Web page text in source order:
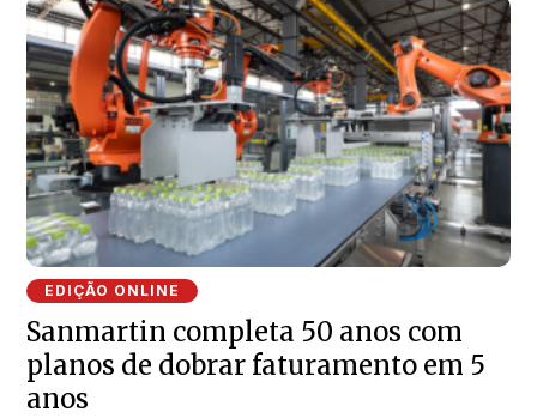
EDIÇÃO ONLINE
Sanmartin completa 50 anos com
planos de dobrar faturamento em 5
anos